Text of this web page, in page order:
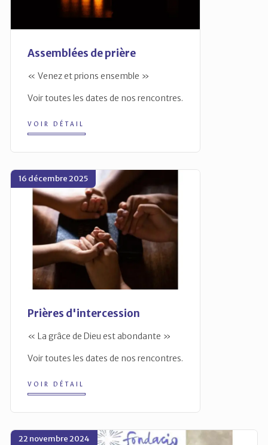
Assemblées de prière
« Venez et prions ensemble »
Voir toutes les dates de nos rencontres.
VOIR DÉTAIL
16 décembre 2025
Prières d'intercession
« La grâce de Dieu est abondante »
Voir toutes les dates de nos rencontres.
VOIR DÉTAIL
22 novembre 2024